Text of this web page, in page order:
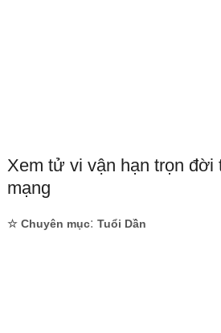
Xem tử vi vận hạn trọn đời
mạng
☆ Chuyên mục: Tuổi Dần